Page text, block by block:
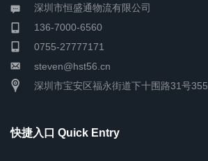
深圳市恒盛通物流有限公司
136-7000-6560
0755-27777171
steven@hst56.cn
深圳市宝安区福永街道下十围路31号355
快捷入口 Quick Entry